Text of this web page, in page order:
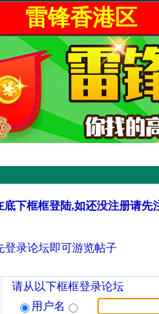
雷锋香港区
下框框登陆,如还没注册请先
登录论坛即可游览帖子
请从以下框框登录论坛
用户名